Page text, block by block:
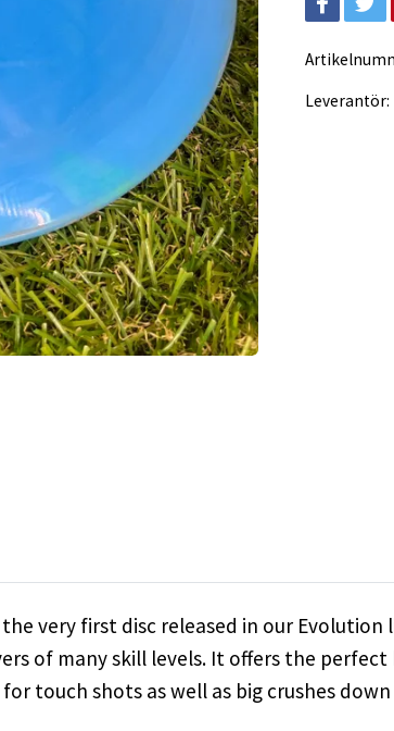
Leverantör:
very first disc released in our Evolution
of many skill levels. It offers the
touch shots as well as big crushes